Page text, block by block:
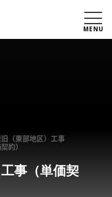
MENU
（東部地区）工事
約）
事（単価契